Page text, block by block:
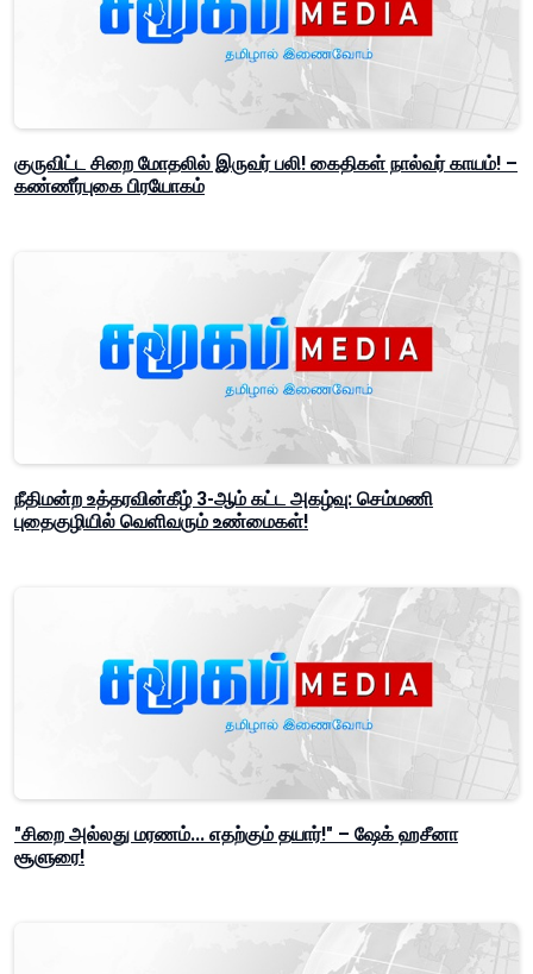
குருவிட்ட சிறை மோதலில் இருவர் பலி! கைதிகள் நால்வர் காயம்! –
கண்ணீர்புகை பிரயோகம்
நீதிமன்ற உத்தரவின்கீழ் 3-ஆம் கட்ட அகழ்வு: செம்மணி
புதைகுழியில் வெளிவரும் உண்மைகள்!
"சிறை அல்லது மரணம்... எதற்கும் தயார்!" – ஷேக் ஹசீனா
சூளுரை!